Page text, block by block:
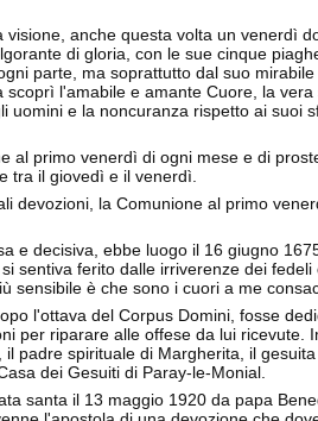
anche questa volta un venerdì
di gloria, con le sue cinque
parte, ma soprattutto dal suo
l'amabile e amante Cuore, la
uomini e la noncuranza rispetto ai suoi
al primo venerdì di ogni mese e di
tra il giovedì e il venerdì.
devozioni, la Comunione al primo
e decisiva, ebbe luogo il 16 giugno
sentiva ferito dalle irriverenze dei fedeli
sensibile è che sono i cuori a me
l'ottava del Corpus Domini, fosse
per riparare alle offese da lui ricevute.
padre spirituale di Margherita, il
dei Gesuiti di Paray-le-Monial.
santa il 13 maggio 1920 da papa